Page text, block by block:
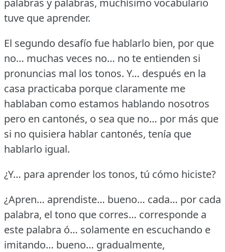
tuve que aprender.
El segundo desafío fue hablarlo bien, por que
no… muchas veces no… no te entienden si
pronuncias mal los tonos. Y… después en la
casa practicaba porque claramente me
hablaban como estamos hablando nosotros
pero en cantonés, o sea que no… por más que
si no quisiera hablar cantonés, tenía que
hablarlo igual.
¿Y… para aprender los tonos, tú cómo hiciste?
¿Apren… aprendiste… bueno… cada… por cada
palabra, el tono que corres… corresponde a
este palabra ó… solamente en escuchando e
imitando… bueno… gradualmente,